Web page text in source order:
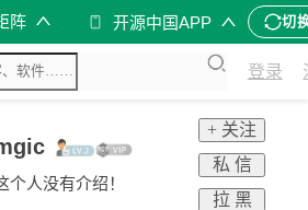
阵 开源中国APP 切
登录
个人没有介绍！
+ 关注
私 信
拉 黑